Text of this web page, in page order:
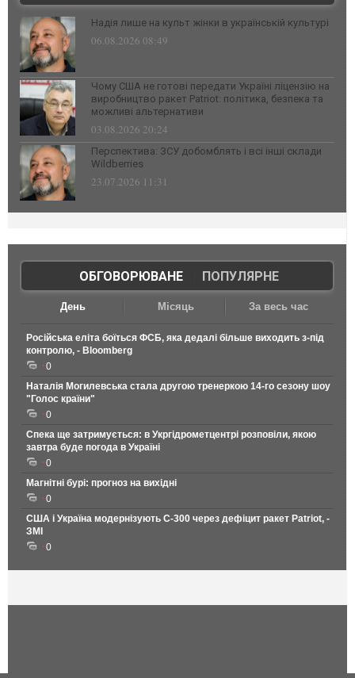
Надія лише на культ жінки в українській культурі
06.08.2026 08:49
Чому США не готові передати Україні ліцензію на
виробництво ракет Patriot: політика, безпека та
можливі альтернативи
03.08.2026 20:24
Перспектива: ЗСУ добомблять і всі інші склади
Wildberries
23.07.2026 11:31
ОБГОВОРЮВАНЕ| ПОПУЛЯРНЕ
День Місяць За весь час
Російська еліта боїться ФСБ, яка дедалі більше виходить з-під
контролю, - Bloomberg
0
Наталія Могилевська стала другою тренеркою 14-го сезону шоу
"Голос країни"
0
Спека ще затримується: в Укргідрометцентрі розповіли, якою
завтра буде погода в Україні
0
Магнітні бурі: прогноз на вихідні
0
США і Україна модернізують С-300 через дефіцит ракет Patriot, -
ЗМІ
0